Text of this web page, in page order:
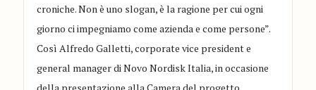
croniche. Non è uno slogan, è la ragione per cui ogni
giorno ci impegniamo come azienda e come persone”.
Così Alfredo Galletti, corporate vice president e
general manager di Novo Nordisk Italia, in occasione